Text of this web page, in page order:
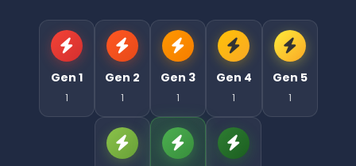
Gen 1
1
Gen 2
1
Gen 3
1
Gen 4
1
Gen 5
1